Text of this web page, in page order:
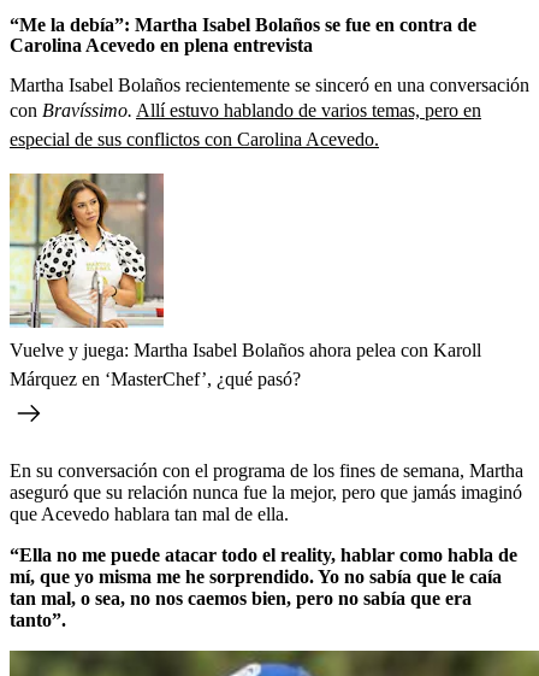
“Me la debía”: Martha Isabel Bolaños se fue en contra de
Carolina Acevedo en plena entrevista
Martha Isabel Bolaños recientemente se sinceró en una conversación
con Bravíssimo. Allí estuvo hablando de varios temas, pero en
especial de sus conflictos con Carolina Acevedo.
Vuelve y juega: Martha Isabel Bolaños ahora pelea con Karoll
Márquez en ‘MasterChef’, ¿qué pasó?
En su conversación con el programa de los fines de semana, Martha
aseguró que su relación nunca fue la mejor, pero que jamás imaginó
que Acevedo hablara tan mal de ella.
“Ella no me puede atacar todo el reality, hablar como habla de
mí, que yo misma me he sorprendido. Yo no sabía que le caía
tan mal, o sea, no nos caemos bien, pero no sabía que era
tanto”.